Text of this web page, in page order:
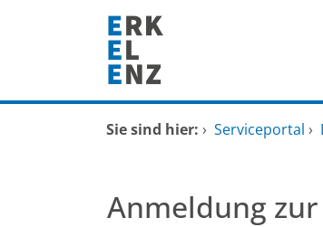
Zum Hauptinhalt springen
Startseite
Mitarbeitende A-Z
Sie sind hier: › Serviceportal ›
Anmeldung